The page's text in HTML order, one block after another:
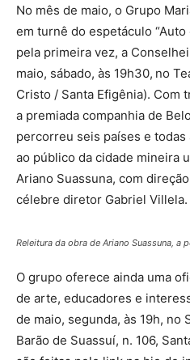
No mês de maio, o Grupo
em turnê do espetáculo “Auto
pela primeira vez, a
maio, sábado, às 19h30, no
Cristo / Santa Efigênia). Com
a premiada companhia de
percorreu seis países e
ao público da cidade mineira
Ariano Suassuna, com
célebre diretor Gabriel Villela.
Releitura da obra de Ariano Suassuna,
O grupo oferece ainda uma
de arte, educadores e
de maio, segunda, às 19h, no
Barão de Suassuí, n. 106,